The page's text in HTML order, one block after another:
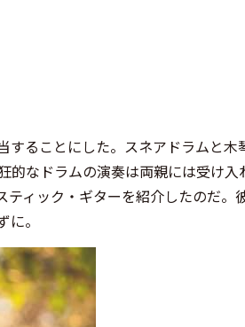
することにした。スネアドラムと木
的なドラムの演奏は両親には受け入
ィック・ギターを紹介したのだ。
。